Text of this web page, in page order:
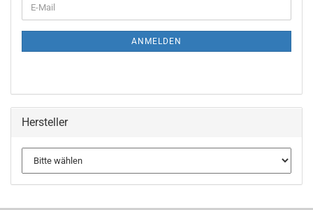
ZUR
E-
Mail
ANMELDEN
Hersteller